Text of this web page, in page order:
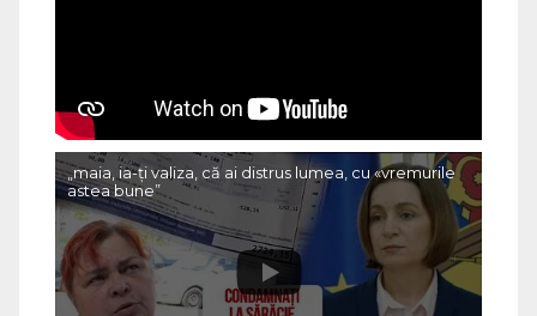
„maia, ia-ți valiza, că ai distrus lumea, cu «vremurile
astea bune”